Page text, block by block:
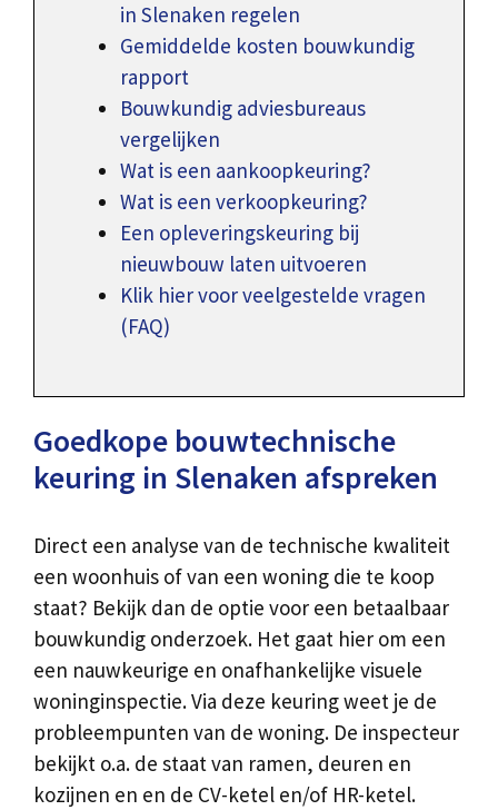
in Slenaken regelen
Gemiddelde kosten bouwkundig
rapport
Bouwkundig adviesbureaus
vergelijken
Wat is een aankoopkeuring?
Wat is een verkoopkeuring?
Een opleveringskeuring bij
nieuwbouw laten uitvoeren
Klik hier voor veelgestelde vragen
(FAQ)
Goedkope bouwtechnische
keuring in Slenaken afspreken
Direct een analyse van de technische kwaliteit
een woonhuis of van een woning die te koop
staat? Bekijk dan de optie voor een betaalbaar
bouwkundig onderzoek. Het gaat hier om een
een nauwkeurige en onafhankelijke visuele
woninginspectie. Via deze keuring weet je de
probleempunten van de woning. De inspecteur
bekijkt o.a. de staat van ramen, deuren en
kozijnen en en de CV-ketel en/of HR-ketel.